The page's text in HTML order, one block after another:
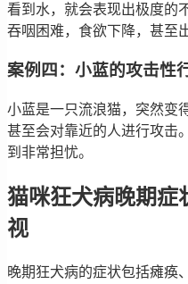
看到水，就会表现出极度的
吞咽困难，食欲下降，甚至
案例四：小蓝的攻击性
小蓝是一只流浪猫，突然变
甚至会对靠近的人进行攻击
到非常担忧。
猫咪狂犬病晚期症
视
晚期狂犬病的症状包括瘫痪